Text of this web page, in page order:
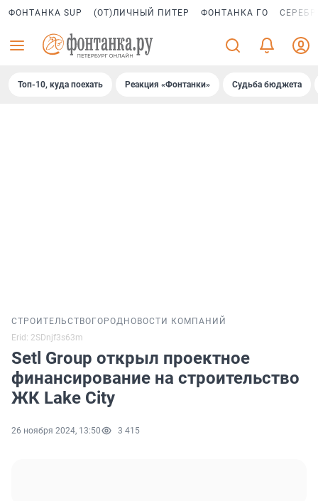
ФОНТАНКА SUP (ОТ)ЛИЧНЫЙ ПИТЕР ФОНТАНКА ГО
Топ-10, куда поехать Реакция «Фонтанки» Судьба бюджета
СТРОИТЕЛЬСТВО ГОРОД НОВОСТИ КОМПАНИЙ
Erid: 2SDnjf3s63m
Setl Group открыл проектное
финансирование на строительство
ЖК Lake City
26 ноября 2024, 13:50 3 415